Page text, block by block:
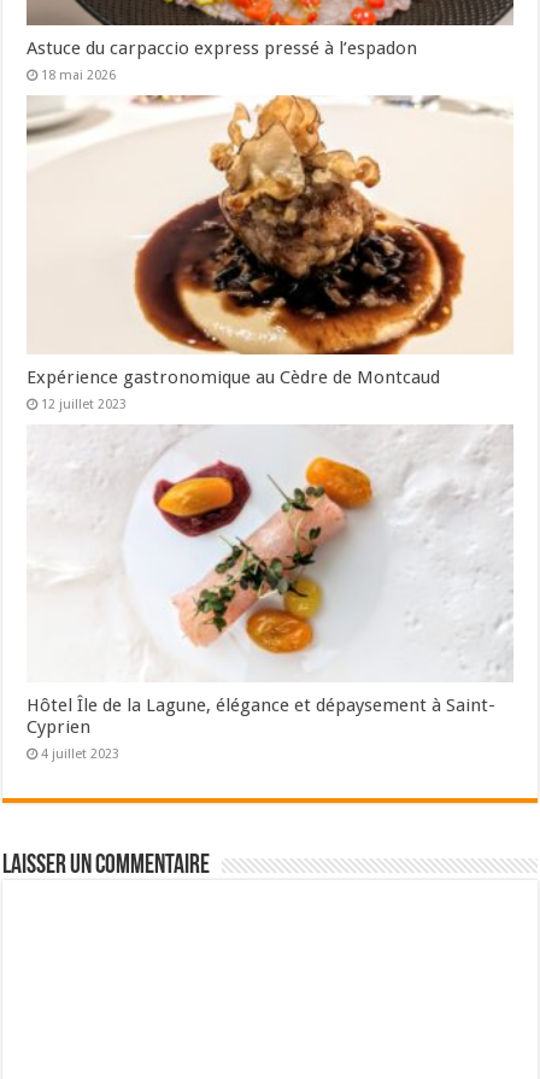
Astuce du carpaccio express pressé à l’espadon
18 mai 2026
Expérience gastronomique au Cèdre de Montcaud
12 juillet 2023
Hôtel Île de la Lagune, élégance et dépaysement à Saint-
Cyprien
4 juillet 2023
Laisser un commentaire